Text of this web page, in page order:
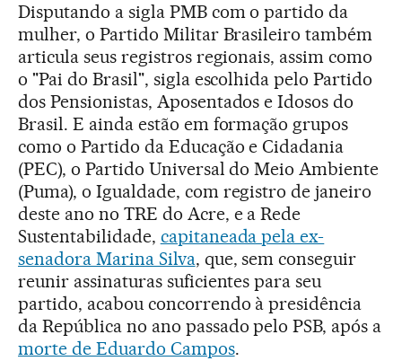
Disputando a sigla PMB com o partido da
mulher, o Partido Militar Brasileiro também
articula seus registros regionais, assim como
o "Pai do Brasil", sigla escolhida pelo Partido
dos Pensionistas, Aposentados e Idosos do
Brasil. E ainda estão em formação grupos
como o Partido da Educação e Cidadania
(PEC), o Partido Universal do Meio Ambiente
(Puma), o Igualdade, com registro de janeiro
deste ano no TRE do Acre, e a Rede
Sustentabilidade, capitaneada pela ex-
senadora Marina Silva, que, sem conseguir
reunir assinaturas suficientes para seu
partido, acabou concorrendo à presidência
da República no ano passado pelo PSB, após a
morte de Eduardo Campos.